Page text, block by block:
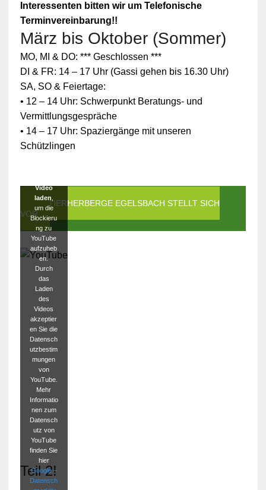
Interessenten bitten wir um Telefonische
Terminvereinbarung!!
März bis Oktober (Sommer)
MO, MI & DO: *** Geschlossen ***
DI & FR: 14 – 17 Uhr (Gassi gehen bis 16.30 Uhr)
SA, SO & Feiertage:
• 12 – 14 Uhr: Schwerpunkt Beratungs- und
Vermittlungsgespräche
• 14 – 17 Uhr: Spaziergänge mit unseren
Schützlingen
DIE TIERHERBERGE EGELSBACH STELLT SICH
VOR
Zum
Schutz
Ihrer
persönlic
hen
Daten ist
die
Verbindun
g zu
blockiert
Video
laden
um die
Blockieru
ng zu
YouTube
aufzuheb
en.
Durch
das
Laden
des
Videos
akzeptier
en Sie die
Datensch
utzbestim
mungen
von
YouTube.
Mehr
Informatio
nen zum
Datensch
utz von
YouTube
finden Sie
hier
Google –
Datensch
Teil 2!